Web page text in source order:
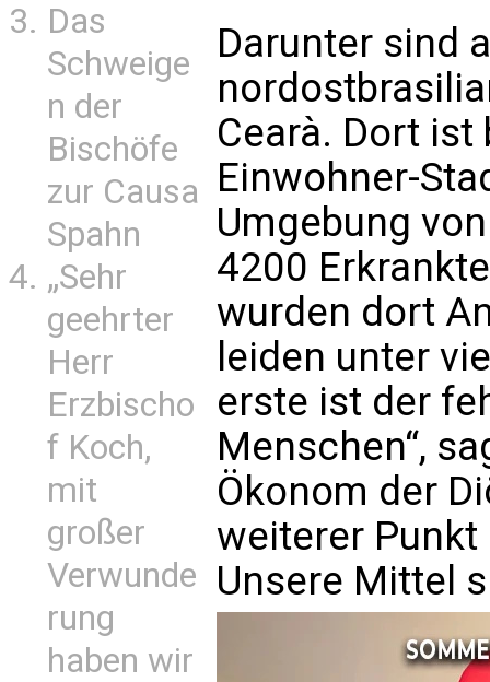
Das
Schweige
n der
Bischöfe
zur Causa
Spahn
„Sehr
geehrter
Herr
Erzbischo
f Koch,
mit
großer
Verwunde
rung
haben wir
Darunter sind
Cearà. Dort
Einwohner-
Umgebung
4200
wurden dort
leiden unter
erste ist der
Menschen“,
Ökonom der
weiterer
Unsere Mittel